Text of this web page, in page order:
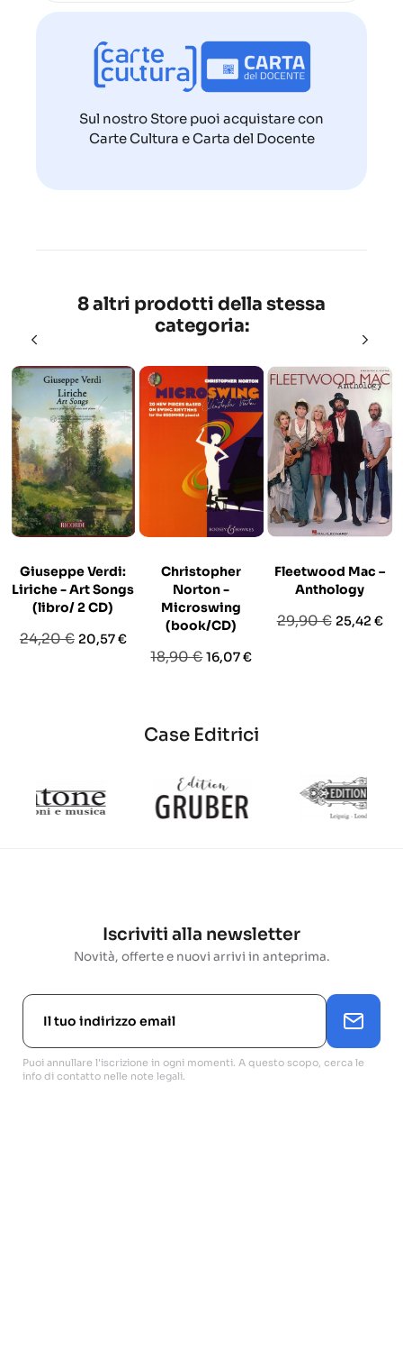
Sul nostro Store puoi acquistare con
Carte Cultura e Carta del Docente
8 altri prodotti della stessa
categoria:
Giuseppe Verdi:
Liriche - Art Songs
(libro/ 2 CD)
Prezzo
24,20 € Prezzo
20,57 €
Christopher
Norton -
Microswing
(book/CD)
Prezzo
18,90 €Prezzo
16,07 €
Fleetwood Mac –
Anthology
Prezzo
29,90 € Prezzo
25,42 €
Case Editrici
Iscriviti alla newsletter
Novità, offerte e nuovi arrivi in anteprima.
Puoi annullare l'iscrizione in ogni momenti. A questo scopo, cerca le
info di contatto nelle note legali.